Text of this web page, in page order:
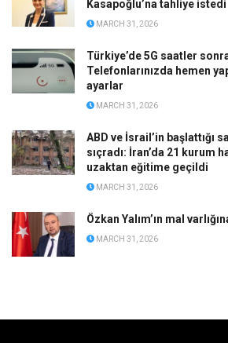
Kasapoğlu’na tahliye istedi
MARCH 31, 2026
Türkiye’de 5G saatler
Telefonlarınızda hemen
ayarlar
MARCH 31, 2026
ABD ve İsrail’in başlattığı
sıçradı: İran’da 21 kurum
uzaktan eğitime geçildi
MARCH 31, 2026
Özkan Yalım’ın mal
MARCH 31, 2026